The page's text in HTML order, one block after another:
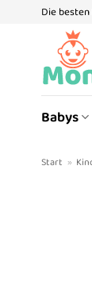
Die
Babys
Start »